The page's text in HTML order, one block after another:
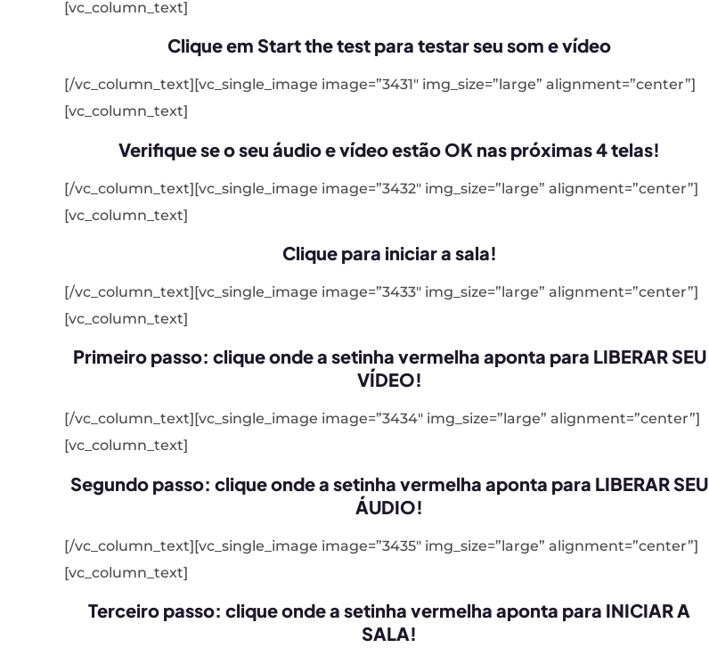
[vc_column_text]
Clique em Start the test para testar seu som e vídeo
[/vc_column_text][vc_single_image image=”3431″ img_size=”large” alignment=”center”]
[vc_column_text]
Verifique se o seu áudio e vídeo estão OK nas próximas 4 telas!
[/vc_column_text][vc_single_image image=”3432″ img_size=”large” alignment=”center”]
[vc_column_text]
Clique para iniciar a sala!
[/vc_column_text][vc_single_image image=”3433″ img_size=”large” alignment=”center”]
[vc_column_text]
Primeiro passo: clique onde a setinha vermelha aponta para LIBERAR SEU
VÍDEO!
[/vc_column_text][vc_single_image image=”3434″ img_size=”large” alignment=”center”]
[vc_column_text]
Segundo passo: clique onde a setinha vermelha aponta para LIBERAR SEU
ÁUDIO!
[/vc_column_text][vc_single_image image=”3435″ img_size=”large” alignment=”center”]
[vc_column_text]
Terceiro passo: clique onde a setinha vermelha aponta para INICIAR A
SALA!